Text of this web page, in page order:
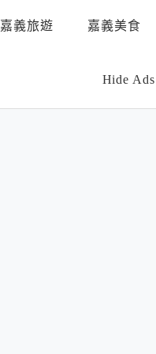
嘉義旅遊 嘉義美食
Hide